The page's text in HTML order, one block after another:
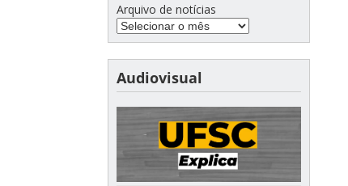
Arquivo de notícias
Audiovisual